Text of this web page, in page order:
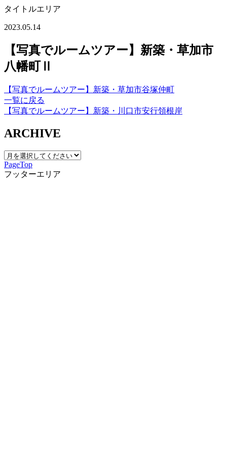
タイトルエリア
2023.05.14
【写真でルームツアー】新築・草加市
八幡町Ⅱ
【写真でルームツアー】新築・草加市谷塚仲町
一覧に戻る
【写真でルームツアー】新築・川口市安行領根岸
ARCHIVE
PageTop
フッターエリア